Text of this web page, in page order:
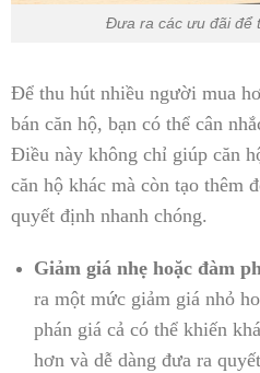
Đưa ra các ưu đãi để
Để thu hút nhiều người mua
bán căn hộ, bạn có thể cân
Điều này không chỉ giúp căn
căn hộ khác mà còn tạo thêm
quyết định nhanh chóng.
Giảm giá nhẹ hoặc đàm
ra một mức giảm giá nhỏ
phán giá cả có thể khiến
hơn và dễ dàng đưa ra